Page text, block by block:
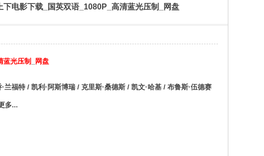
电影下载_国英双语_1080P_高清蓝光压制_网盘
蓝光压制 网盘
福特 / 凯利·阿斯博瑞 / 克里斯·桑德斯 / 凯文·哈基 / 布鲁斯·伍德赛
多...